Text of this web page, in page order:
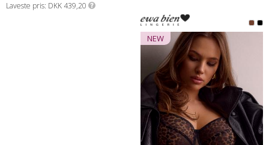
Laveste pris DKK 439,20
NEW